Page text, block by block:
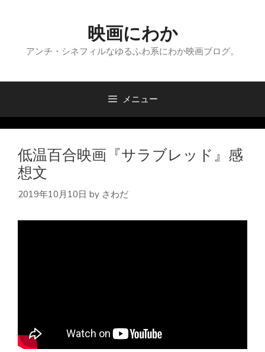
へ
映画にわか
アンチ・シネフィルなゆるふわ系にわか映画ブログ。
メニュー
低温百合映画『サラブレッド』感
想文
2019年10月10日 by さわだ